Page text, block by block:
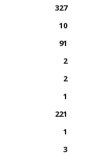
327
10
91
2
2
1
221
1
3